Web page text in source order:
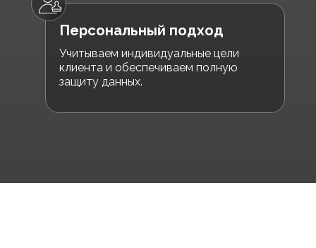
Учитываем индивидуальные цели
клиента и обеспечиваем полную
защиту данных.
Персональный подход